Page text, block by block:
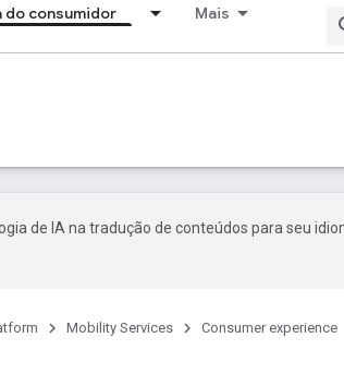
do consumidor Mais
de IA na tradução de conteúdos para seu
Mobility Services Consumer experience